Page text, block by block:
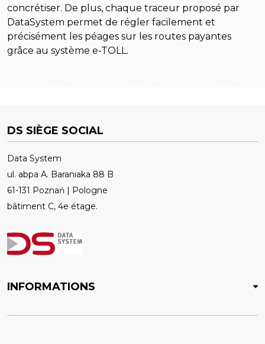
concrétiser. De plus, chaque traceur proposé par
DataSystem permet de régler facilement et
précisément les péages sur les routes payantes
grâce au système e-TOLL.
DS SIÈGE SOCIAL
Data System
ul. abpa A. Baraniaka 88 B
61-131 Poznań | Pologne
bâtiment C, 4e étage.
INFORMATIONS